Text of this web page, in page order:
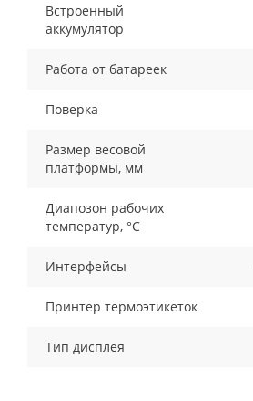
Встроенный
аккумулятор
Работа от батареек
Поверка
Размер весовой
платформы, мм
Диапозон рабочих
температур, °С
Интерфейсы
Принтер термоэтикеток
Тип дисплея